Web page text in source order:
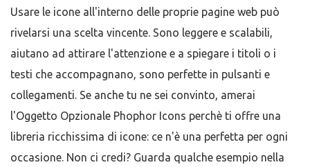
Usare le icone all'interno delle proprie pagine web può
rivelarsi una scelta vincente. Sono leggere e scalabili,
aiutano ad attirare l'attenzione e a spiegare i titoli o i
testi che accompagnano, sono perfette in pulsanti e
collegamenti. Se anche tu ne sei convinto, amerai
l'Oggetto Opzionale Phophor Icons perchè ti offre una
libreria ricchissima di icone: ce n'è una perfetta per ogni
occasione. Non ci credi? Guarda qualche esempio nella